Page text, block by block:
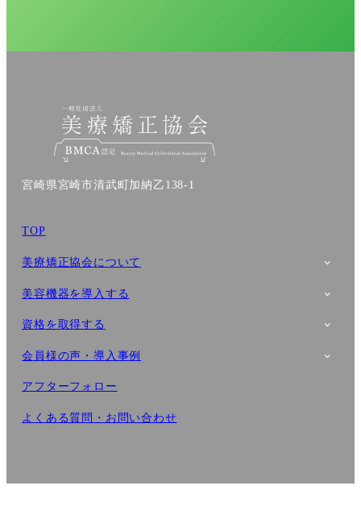
宮崎県宮崎市清武町加納乙138-1
TOP
美療矯正協会について
美容機器を導入する
資格を取得する
会員様の声・導入事例
アフターフォロー
よくある質問・お問い合わせ